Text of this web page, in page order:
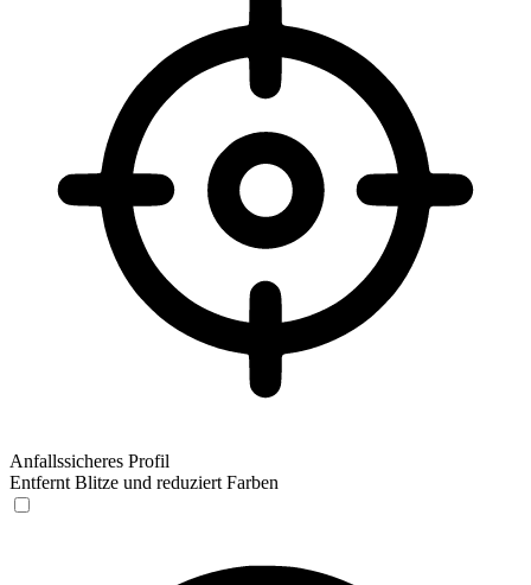
Anfallssicheres Profil
Entfernt Blitze und reduziert Farben